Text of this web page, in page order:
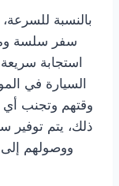
بالنسبة
سفر سلسة
استجابة
السيارة في
وقتهم وتجنب أي
ذلك، يتم توفير
ووصولهم